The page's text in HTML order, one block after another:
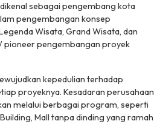
sebagai pengembang kota
pengembangan konsep
Wisata, Grand Wisata, dan
pioneer pengembangan proyek
kepedulian terhadap
proyeknya. Kesadaran perusahaan
melalui berbagai program, seperti
Mall tanpa dinding yang ramah